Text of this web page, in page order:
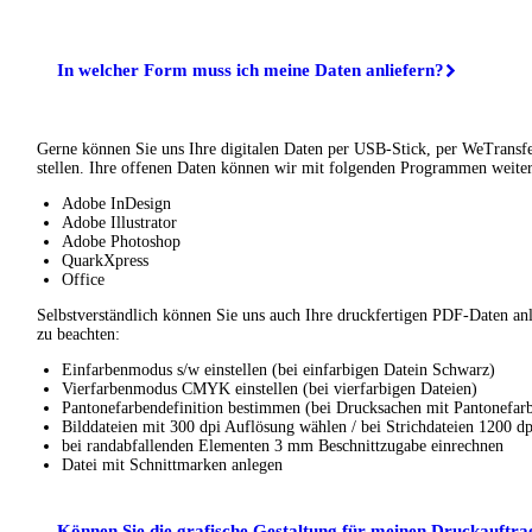
In welcher Form muss ich meine Daten anliefern?
Gerne können Sie uns Ihre digitalen Daten per USB-Stick, per
stellen. Ihre offenen Daten können wir mit folgenden Programmen
Adobe InDesign
Adobe Illustrator
Adobe Photoshop
QuarkXpress
Office
Selbstverständlich können Sie uns auch Ihre druckfertigen PDF-Daten
zu beachten:
Einfarbenmodus s/w einstellen (bei einfarbigen Datein Schwarz)
Vierfarbenmodus CMYK einstellen (bei vierfarbigen Dateien)
Pantonefarbendefinition bestimmen (bei Drucksachen mit
Bilddateien mit 300 dpi Auflösung wählen / bei Strichdateien 1200
bei randabfallenden Elementen 3 mm Beschnittzugabe einrechnen
Datei mit Schnittmarken anlegen